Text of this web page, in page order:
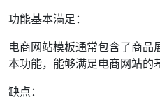
功能基本满足：
电商网站模板通常包含了商
本功能，能够满足电商网站的
缺点：